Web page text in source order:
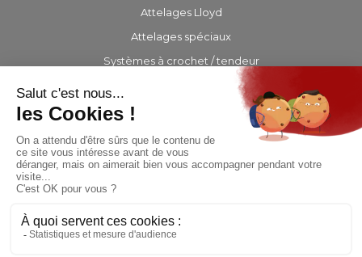
Attelages Lloyd
Attelages spéciaux
Systèmes à crochet / tendeur
EQUIPEMENTS
PRÉSENCE INTERNATIONALE
CONTACT